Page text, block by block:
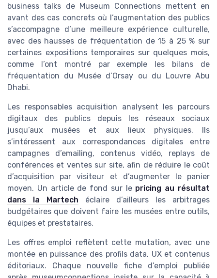
business talks de Museum Connections mettent en
avant des cas concrets où l’augmentation des publics
s’accompagne d’une meilleure expérience culturelle,
avec des hausses de fréquentation de 15 à 25 % sur
certaines expositions temporaires sur quelques mois,
comme l’ont montré par exemple les bilans de
fréquentation du Musée d’Orsay ou du Louvre Abu
Dhabi.
Les responsables acquisition analysent les parcours
digitaux des publics depuis les réseaux sociaux
jusqu’aux musées et aux lieux physiques. Ils
s’intéressent aux correspondances digitales entre
campagnes d’emailing, contenus vidéo, replays de
conférences et ventes sur site, afin de réduire le coût
d’acquisition par visiteur et d’augmenter le panier
moyen. Un article de fond sur le pricing au résultat
dans la Martech éclaire d’ailleurs les arbitrages
budgétaires que doivent faire les musées entre outils,
équipes et prestataires.
Les offres emploi reflètent cette mutation, avec une
montée en puissance des profils data, UX et contenus
éditoriaux. Chaque nouvelle fiche d’emploi publiée